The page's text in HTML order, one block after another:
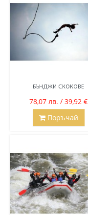
БЪНДЖИ СКОКОВЕ
78,07 лв. / 39,92 €
Поръчай